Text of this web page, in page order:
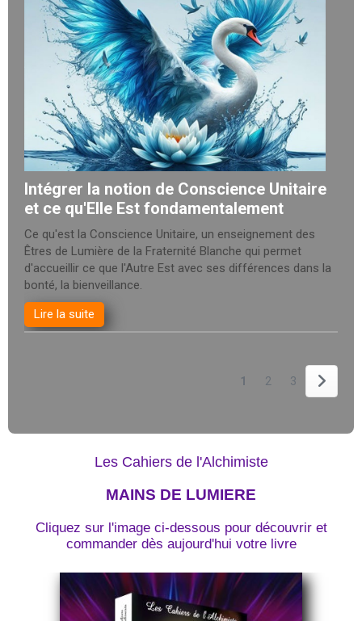
Intégrer la notion de Conscience Unitaire
et ce qu'Elle Est fondamentalement
Ce qu'est la Conscience Unitaire, un enseignement des
Êtres de Lumière de la Fraternité Blanche qui permet
d'accueillir ce que l'Autre Est avec ses différences dans la
bonté, la bienveillance.
Lire la suite
1 2 3
Les Cahiers de l'Alchimiste
MAINS DE LUMIERE
Cliquez sur l'image ci-dessous pour découvrir et
commander dès aujourd'hui votre livre